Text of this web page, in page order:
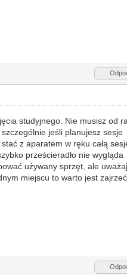
studyjnego. Nie musisz od
jeśli planujesz sesje
z aparatem w ręku całą
prześcieradło nie wygląda
używany sprzęt, ale uważaj
miejscu to warto jest zajrzeć